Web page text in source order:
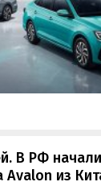
В РФ
Avalon из